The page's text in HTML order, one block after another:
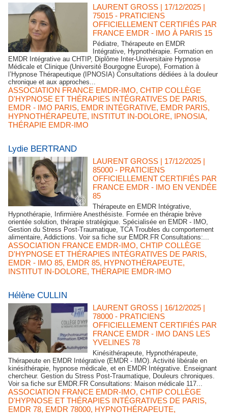
LAURENT GROSS | 17/12/2025 |
75015 - PRATICIENS
OFFICIELLEMENT CERTIFIÉS PAR
FRANCE EMDR - IMO À PARIS 15
Pédiatre, Thérapeute en EMDR
Intégrative, Hypnothérapie. Formation en
EMDR Intégrative au CHTIP, Diplôme Inter-Universitaire Hypnose
Médicale et Clinique (Université Bourgogne Europe), Formation à
l’Hypnose Thérapeutique (IPNOSIA) Consultations dédiées à la douleur
chronique et aux approches...
ASSOCIATION FRANCE EMDR-IMO, CHTIP COLLÈGE
D'HYPNOSE ET THÉRAPIES INTÉGRATIVES DE PARIS,
EMDR - IMO PARIS, EMDR INTÉGRATIVE, EMDR PARIS,
HYPNOTHÉRAPEUTE, INSTITUT IN-DOLORE, IPNOSIA,
THÉRAPIE EMDR-IMO
Lydie BERTRAND
LAURENT GROSS | 17/12/2025 |
85000 - PRATICIENS
OFFICIELLEMENT CERTIFIÉS PAR
FRANCE EMDR - IMO EN VENDÉE
85
Thérapeute en EMDR Intégrative,
Hypnothérapie, Infirmière Anesthésiste. Formée en thérapie brève
orientée solution, thérapie stratégique. Spécialisée en EMDR - IMO,
Gestion du Stress Post-Traumatique, TCA Troubles du comportement
alimentaire, Addictions. Voir sa fiche sur EMDR.FR Consultations:...
ASSOCIATION FRANCE EMDR-IMO, CHTIP COLLÈGE
D'HYPNOSE ET THÉRAPIES INTÉGRATIVES DE PARIS,
EMDR - IMO 85, EMDR 85, HYPNOTHÉRAPEUTE,
INSTITUT IN-DOLORE, THÉRAPIE EMDR-IMO
Hélène CULLIN
LAURENT GROSS | 16/12/2025 |
78000 - PRATICIENS
OFFICIELLEMENT CERTIFIÉS PAR
FRANCE EMDR - IMO DANS LES
YVELINES 78
Kinésithérapeute, Hypnothérapeute,
Thérapeute en EMDR Intégrative (EMDR - IMO). Activité libérale en
kinésithérapie, hypnose médicale, et en EMDR Intégrative. Enseignant
chercheur. Gestion du Stress Post-Traumatique, Douleurs chroniques.
Voir sa fiche sur EMDR.FR Consultations: Maison médicale 117...
ASSOCIATION FRANCE EMDR-IMO, CHTIP COLLÈGE
D'HYPNOSE ET THÉRAPIES INTÉGRATIVES DE PARIS,
EMDR 78, EMDR 78000, HYPNOTHÉRAPEUTE,